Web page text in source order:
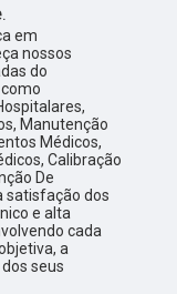
em
nossos
do
Manutenção
Médicos,
Calibração
De
satisfação dos
e alta
cada
a
seus